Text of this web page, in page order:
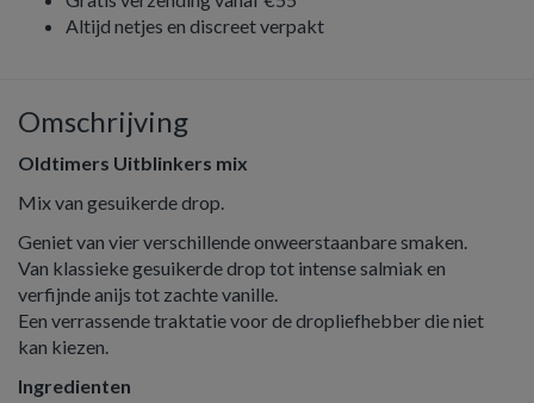
Altijd netjes en discreet verpakt
Omschrijving
Oldtimers Uitblinkers mix
Mix van gesuikerde drop.
Geniet van vier verschillende onweerstaanbare smaken.
Van klassieke gesuikerde drop tot intense salmiak en
verfijnde anijs tot zachte vanille.
Een verrassende traktatie voor de dropliefhebber die niet
kan kiezen.
Ingredienten